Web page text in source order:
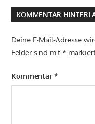
KOMMENTAR
Deine E-Mail-Adresse
Felder sind mit *markiert
Kommentar *